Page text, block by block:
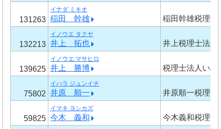
131263
イナダ ミキオ
稲田 幹雄 稲田幹雄税理士
132213
イノウエ タクヤ
井上 拓也 井上税理士法人
139625
イノウエ マサヒロ
井上 勝博 税理士法人いぶ
75802
イハラ ジュンイチ
井原 順一 井原順一税理士
59825
イマキ ヨシカズ
今木 義和 今木義和税理士